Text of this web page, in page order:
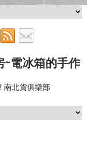
電冰箱的手作
南北貨俱樂部